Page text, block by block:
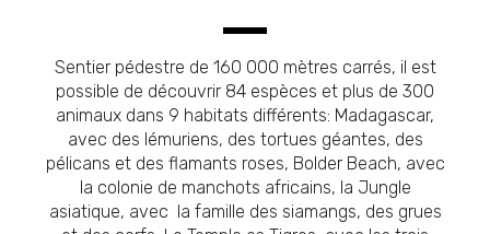
Sentier pédestre de 160 000 mètres carrés, il est
possible de découvrir 84 espèces et plus de 300
animaux dans 9 habitats différents: Madagascar,
avec des lémuriens, des tortues géantes, des
pélicans et des flamants roses, Bolder Beach, avec
la colonie de manchots africains, la Jungle
asiatique, avec la famille des siamangs, des grues